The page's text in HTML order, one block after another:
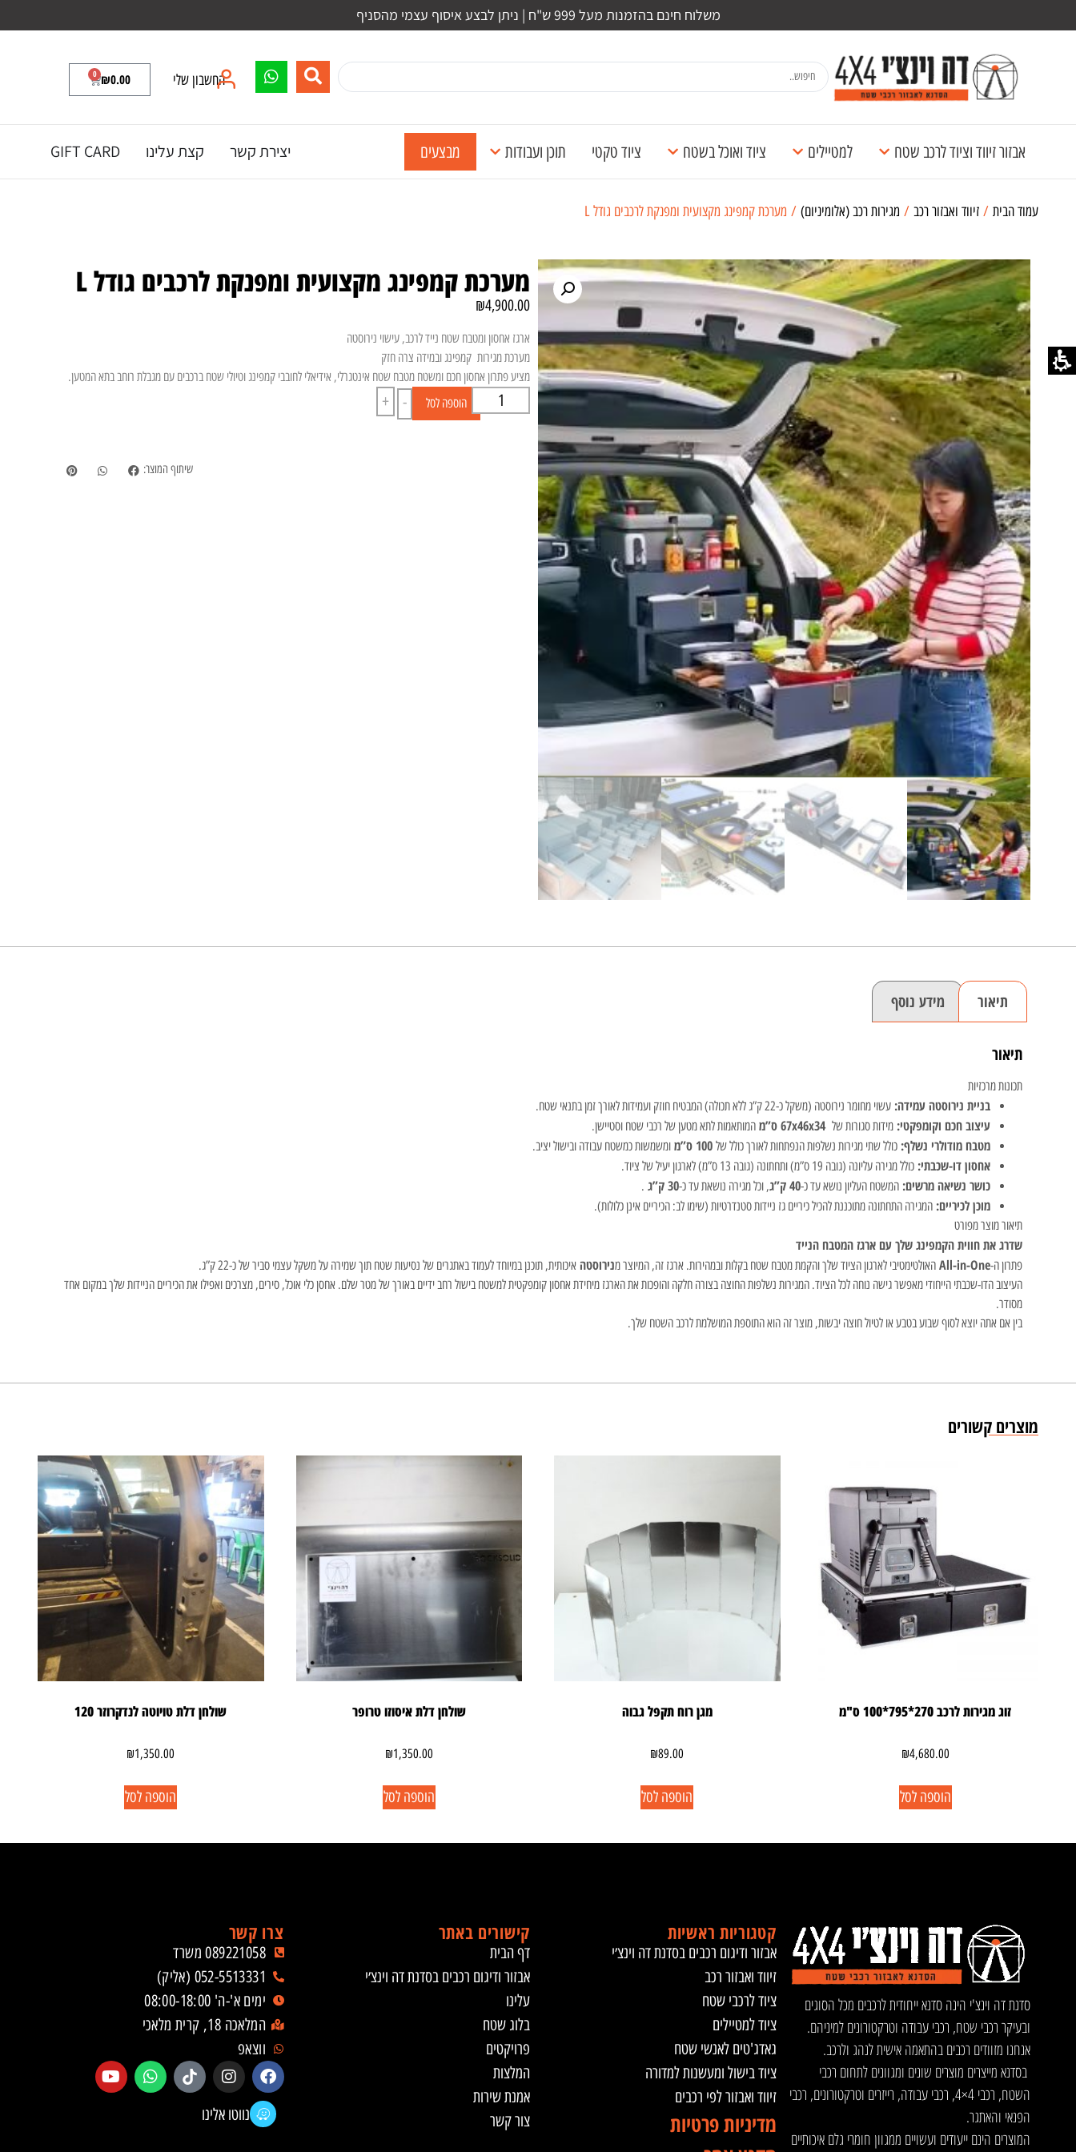
משלוח חינם בהזמנות מעל 999 ש"ח | ניתן לבצע איסוף עצמי מהסניף
החשבון שלי ₪0.00
0
אבזור זיווד וציוד לרכב שטח למטיילים ציוד ואוכל בשטח ציוד טקטי תוכן ועבודות מבצעים יצירת קשר קצת עלינו GIFT CARD
עמוד הבית / זיווד ואבזור רכב / מגירות רכב (אלומיניום) / מערכת קמפינג מקצועית ומפנקת לרכבים גודל L
מערכת קמפינג מקצועית ומפנקת לרכבים גודל L
₪4,900.00
ארגז אחסון ומטבח שטח נייד לרכב, עישוי נירוסטה
מערכת מגירות קמפינג ובמידה צרה חזק
מציע פתרון אחסון חכם ומשטח מטבח שטח אינטגרלי, אידיאלי לחובבי קמפינג וטיולי שטח ברכבים עם מגבלת רוחב בתא המטען.
-
+ הוספה לסל
שיתוף המוצר:
תיאור מידע נוסף
תיאור
תכונות מרכזיות
בניית נירוסטה עמידה: עשוי מחומר נירוסטה (משקל כ-22 ק”ג ללא תכולה) המבטיח חוזק ועמידות לאורך זמן בתנאי שטח.
עיצוב חכם וקומפקטי: מידות סגורות של67x46x34 ס”מ המותאמות לתא מטען של רכבי שטח וסטיישן.
מטבח מודולרי נשלף: כולל שתי מגירות נשלפות הנפתחות לאורך כולל של 100 ס”מ ומשמשות כמשטח עבודה ובישול יציב.
אחסון דו-שכבתי: כולל מגירה עליונה (גובה 19 ס”מ) ותחתונה (גובה 13 ס”מ) לארגון יעיל של ציוד.
כושר נשיאה מרשים: המשטח העליון נושא עד כ-40 ק”ג , וכל מגירה נושאת עד כ-30 ק”ג .
מוכן לכיריים: המגירה התחתונה מתוכננת להכיל כיריים גז ניידות סטנדרטיות (שימו לב: הכיריים אינן כלולות).
תיאור מוצר מפורט
שדרג את חווית הקמפינג שלך עם ארגז המטבח הנייד
פתרון ה-All-in-One האולטימטיבי לארגון הציוד שלך והקמת מטבח שטח בקלות ובמהירות. ארגז זה, המיוצר מנירוסטה איכותית, תוכנן במיוחד לעמוד באתגרים של נסיעות שטח תוך שמירה על משקל עצמי סביר של כ-22 ק”ג.
העיצוב הדו-שכבתי הייחודי מאפשר גישה נוחה לכל הציוד. המגירות נשלפות החוצה בצורה חלקה והופכות את הארגז מיחידת אחסון קומפקטית למשטח בישול רחב ידיים באורך של מטר שלם. אחסן כלי אוכל, סירים, מצרכים ואפילו את הכיריים הניידות שלך במקום אחד
מסודר.
בין אם אתה יוצא לסוף שבוע בטבע או לטיול חוצה יבשות, מוצר זה הוא התוספת המושלמת לרכב השטח שלך.
מוצרים קשורים
זוג מגירות לרכב 270*795*100 ס"מ
₪4,680.00
הוספה לסל
מגן רוח תקפל גבוה
₪89.00
הוספה לסל
שולחן דלת איסוזו טרופר
₪1,350.00
הוספה לסל
שולחן דלת טויוטה לנדקרוזר 120
₪1,350.00
הוספה לסל
סדנת דה וינצ'י הינה סדנא ייחודית לרכבים מכל הסוגים
ובעיקר רכבי שטח, רכבי עבודה וטרקטורונים למיניהם.
אנחנו מזוודים רכבים בהתאמה אישית לנהג ולרכב.
בסדנא מייצרים מוצרים שונים ומגוונים לתחום רכבי
השטח, רכבי 4×4, רכבי עבודה, רייזרים וטרקטורונים, רכבי
הפנאי והאתגר.
המוצרים הינם ייעודים ועשויים ממגוון חומרי גלם איכותיים
קטגוריות ראשיות
אבזור ודיגום רכבים בסדנת דה וינצ׳י
זיווד ואבזור רכב
ציוד לרכבי שטח
ציוד למטיילים
גאדג'טים לאנשי שטח
ציוד בישול ומעשנות למדורה
זיווד ואבזור לפי רכבים
מדיניות פרטיות
קישורים באתר
דף הבית
אבזור ודיגום רכבים בסדנת דה וינצ׳י
עלינו
בלוג שטח
פרויקטים
המלצות
אמנת שירות
צור קשר
צרו קשר
089221058 משרד
052-5513331 (אליק)
ימים א'-ה' 08:00-18:00
המלאכה 18, קרית מלאכי
ווצאפ
נווטו אלינו